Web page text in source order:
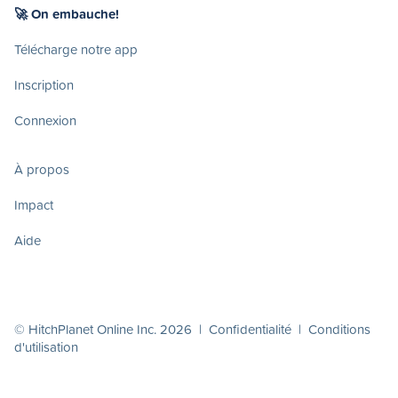
🚀 On embauche!
Télécharge notre app
Inscription
Connexion
À propos
Impact
Aide
© HitchPlanet Online Inc. 2026 | Confidentialité | Conditions
d'utilisation